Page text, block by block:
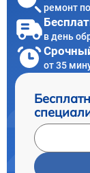
ремонт
в день
от 35